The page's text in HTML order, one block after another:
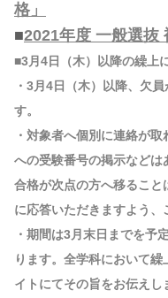
格」
■2021年度 一般選抜
■3月4日（木）以降の繰上
・3月4日（木）以降、欠
す。
・対象者へ個別に連絡が
への受験番号の掲示などは
合格が次点の方へ移るこ
に応答いただきますよう、
・期間は3月末日までを予
ります。全学科において
イトにてその旨をお伝えし